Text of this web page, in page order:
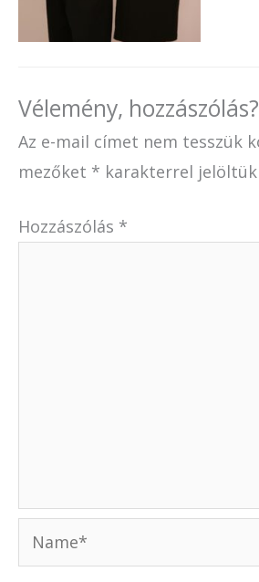
Vélemény, hozzászólás?
Az e-mail címet nem tesszük
mezőket * karakterrel jelöltük
Hozzászólás *
Name*